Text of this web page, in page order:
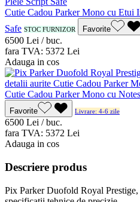
Cutie Cadou Parker Mono cu Etui
Safe STOC FURNIZOR Favorite
6500 Lei / buc.
fara TVA: 5372 Lei
Adauga in cos
Cutie Cadou Parker Mono cu
Favorite Livrare: 4-6 zile
6500 Lei / buc.
fara TVA: 5372 Lei
Adauga in cos
Descriere produs
Pix Parker Duofold Royal